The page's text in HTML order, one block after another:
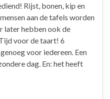
Rijst, bonen, kip en
aan de tafels worden
later hebben ook de
voor de taart! 6
voor iedereen. Een
dag. En: het heeft